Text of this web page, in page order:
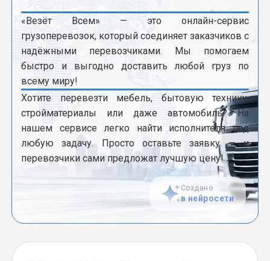
«Везёт Всем» — это онлайн-сервис
грузоперевозок, который соединяет заказчиков с
надёжными перевозчиками. Мы помогаем
быстро и выгодно доставить любой груз по
всему миру!
Хотите перевезти мебель, бытовую технику,
стройматериалы или даже автомобиль? На
нашем сервисе легко найти исполнителя под
любую задачу. Просто оставьте заявку — и
перевозчики сами предложат лучшую цену!
Создано
в нейросети